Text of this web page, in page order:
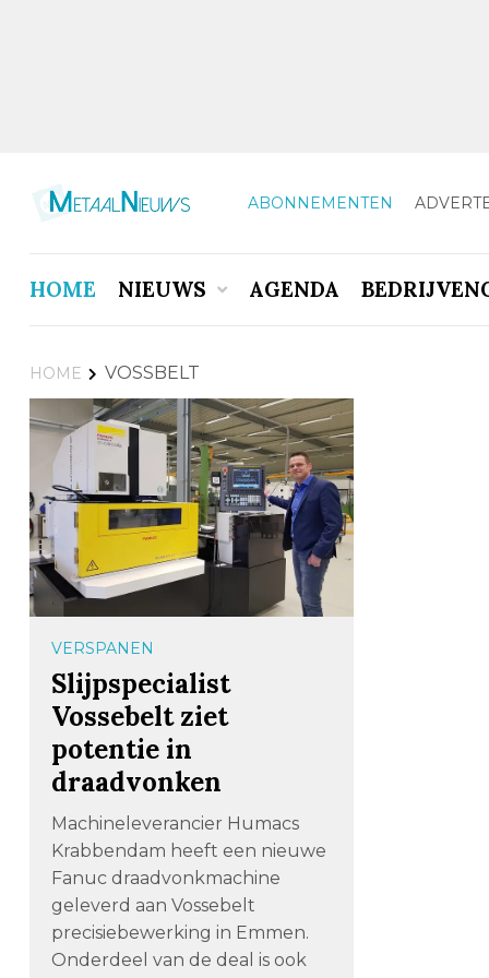
ABONNEMENTEN
HOME NIEUWS AGENDA
HOME VOSSBELT
VERSPANEN
Slijpspecialist
Vossebelt ziet
potentie in
draadvonken
Machineleverancier Humacs
Krabbendam heeft een nieuwe
Fanuc draadvonkmachine
geleverd aan Vossebelt
precisiebewerking in Emmen.
Onderdeel van de deal is ook